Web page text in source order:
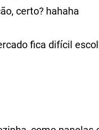
certo? hahaha
fica difícil